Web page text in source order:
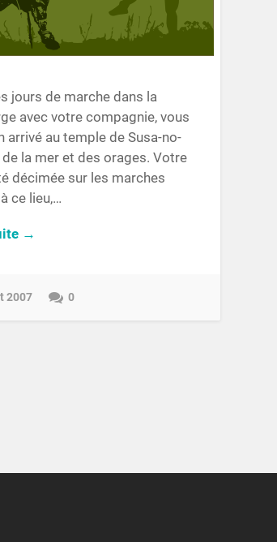
jours de marche dans la
avec votre compagnie, vous
arrivé au temple de Susa-no-
de la mer et des orages. Votre
décimée sur les marches
ce lieu,…
→
2007 0